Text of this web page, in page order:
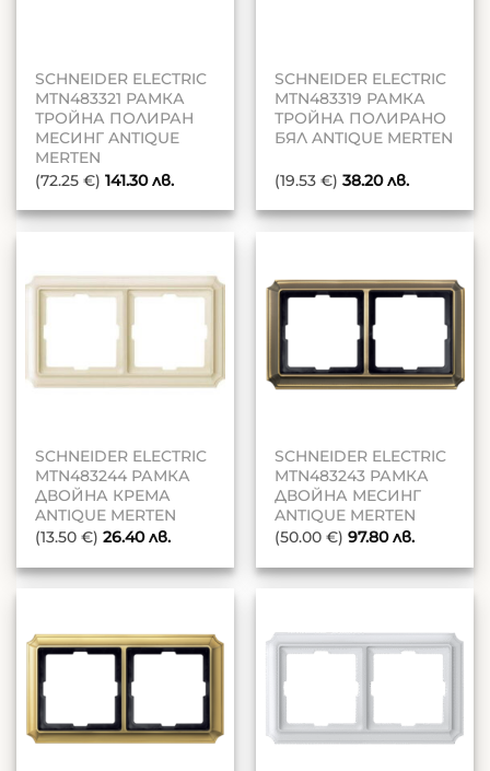
SCHNEIDER ELECTRIC
MTN483321 РАМКА
ТРОЙНА ПОЛИРАН
МЕСИНГ ANTIQUE
MERTEN
(72.25 €) 141.30лв.
SCHNEIDER ELECTRIC
MTN483319 РАМКА
ТРОЙНА ПОЛИРАНО
БЯЛ ANTIQUE MERTEN
(19.53 €) 38.20лв.
SCHNEIDER ELECTRIC
MTN483244 РАМКА
ДВОЙНА КРЕМА
ANTIQUE MERTEN
(13.50 €) 26.40лв.
SCHNEIDER ELECTRIC
MTN483243 РАМКА
ДВОЙНА МЕСИНГ
ANTIQUE MERTEN
(50.00 €) 97.80лв.